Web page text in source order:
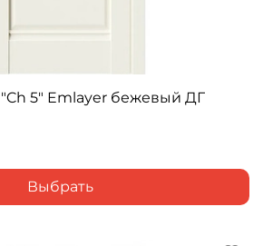
5" Emlayer бежевый ДГ
Выбрать